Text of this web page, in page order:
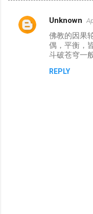
C
Unknown
佛教的因果
偶，平衡，
斗破苍穹一
REPLY